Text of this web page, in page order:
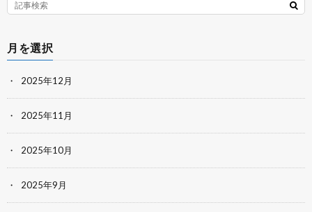
月を選択
2025年12月
2025年11月
2025年10月
2025年9月